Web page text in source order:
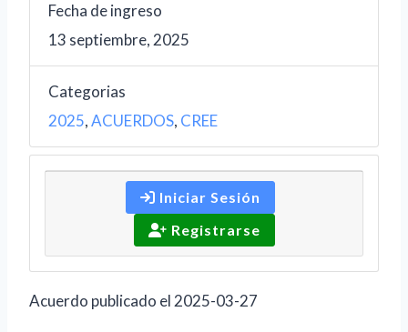
Fecha de ingreso
13 septiembre, 2025
Categorias
2025,ACUERDOS, CREE
Iniciar Sesión
Registrarse
Acuerdo publicado el 2025-03-27